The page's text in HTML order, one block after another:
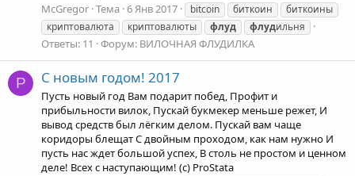
McGregor Тема 6 Янв 2017 bitcoin биткоин
биткоины
криптовалюта
криптовалюты флуд флудильня
Ответы: 11 Форум: ВИЛОЧНАЯ ФЛУДИЛКА
P С новым годом! 2017
Пусть новый год Вам подарит побед, Профит и
прибыльности вилок, Пускай букмекер меньше режет, И
вывод средств был лёгким делом. Пускай вам чаще
коридоры блещат С двoйным проходом, как нам нужно И
пусть нас ждет большой успех, В столь не простом и ценном
деле! Всех с наступающим! (с) ProStata